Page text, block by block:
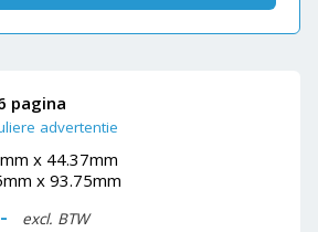
pagina
advertentie
x 44.37mm
x 93.75mm
excl. BTW